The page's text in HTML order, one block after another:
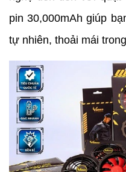
pin 30,000mAh giúp
tự nhiên, thoải mái